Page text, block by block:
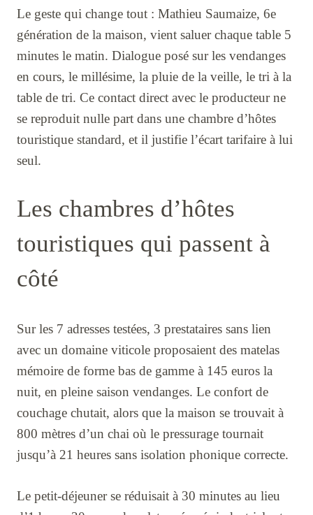
Le geste qui change tout : Mathieu Saumaize, 6e
génération de la maison, vient saluer chaque table 5
minutes le matin. Dialogue posé sur les vendanges
en cours, le millésime, la pluie de la veille, le tri à la
table de tri. Ce contact direct avec le producteur ne
se reproduit nulle part dans une chambre d’hôtes
touristique standard, et il justifie l’écart tarifaire à lui
seul.
Les chambres d’hôtes
touristiques qui passent à
côté
Sur les 7 adresses testées, 3 prestataires sans lien
avec un domaine viticole proposaient des matelas
mémoire de forme bas de gamme à 145 euros la
nuit, en pleine saison vendanges. Le confort de
couchage chutait, alors que la maison se trouvait à
800 mètres d’un chai où le pressurage tournait
jusqu’à 21 heures sans isolation phonique correcte.
Le petit-déjeuner se réduisait à 30 minutes au lieu